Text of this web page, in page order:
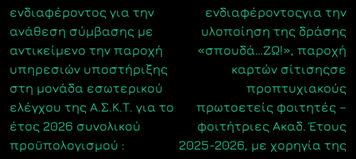
ενδιαφέροντος για την
ανάθεση σύμβασης με
αντικείμενο την παροχή
υπηρεσιών υποστήριξης
στη μονάδα εσωτερικού
ελέγχου της Α.Σ.Κ.Τ. για το
έτος 2026 συνολικού
προϋπολογισμού :
ενδιαφέροντοςγια την
υλοποίηση της δράσης
«σπουδά…ΖΩ!», παροχή
καρτών σίτισηςσε
προπτυχιακούς
πρωτοετείς φοιτητές –
φοιτήτριες Ακαδ. Έτους
2025-2026, με χορηγία της